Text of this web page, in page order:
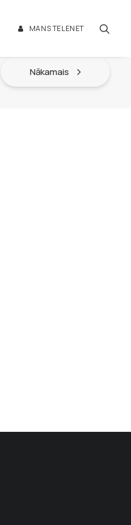
MANS TELENET
Nākamais